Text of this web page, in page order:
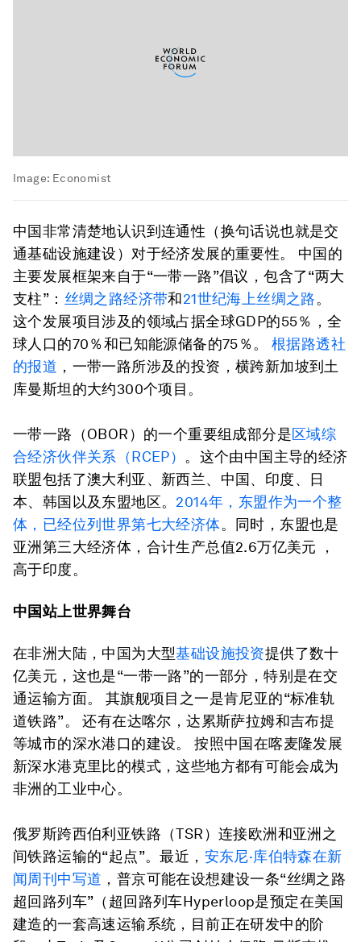
Image: Economist
中国非常清楚地认识到连通性（换句话说也就是交
通基础设施建设）对于经济发展的重要性。 中国的
主要发展框架来自于“一带一路”倡议，包含了“两大
支柱”： 丝绸之路经济带和21世纪海上丝绸之路。
这个发展项目涉及的领域占据全球GDP的55％，全
球人口的70％和已知能源储备的75％。 根据路透社
的报道 ，一带一路所涉及的投资，横跨新加坡到土
库曼斯坦的大约300个项目。
一带一路（OBOR）的一个重要组成部分是区域综
合经济伙伴关系（RCEP） 。这个由中国主导的经济
联盟包括了澳大利亚、新西兰、中国、印度、日
本、韩国以及东盟地区。 2014年，东盟作为一个整
体，已经位列世界第七大经济体。同时，东盟也是
亚洲第三大经济体，合计生产总值2.6万亿美元 ，
高于印度。
中国站上世界舞台
在非洲大陆，中国为大型基础设施投资提供了数十
亿美元，这也是“一带一路”的一部分，特别是在交
通运输方面。 其旗舰项目之一是肯尼亚的“标准轨
道铁路”。 还有在达喀尔，达累斯萨拉姆和吉布提
等城市的深水港口的建设。 按照中国在喀麦隆发展
新深水港克里比的模式，这些地方都有可能会成为
非洲的工业中心。
俄罗斯跨西伯利亚铁路（TSR）连接欧洲和亚洲之
间铁路运输的“起点”。最近， 安东尼·库伯特森在新
闻周刊中写道 ，普京可能在设想建设一条“丝绸之路
超回路列车”（超回路列车Hyperloop是预定在美国
建造的一套高速运输系统，目前正在研发中的阶